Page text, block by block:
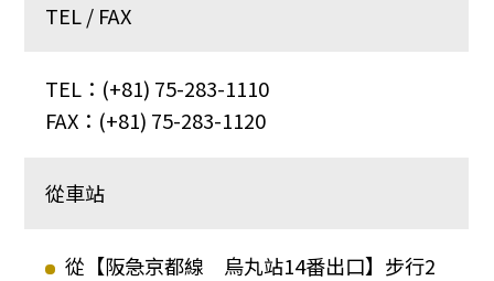
TEL / FAX
TEL： (+81) 75-283-1110
FAX：(+81) 75-283-1120
從車站
從【阪急京都線 烏丸站14番出口】步行2